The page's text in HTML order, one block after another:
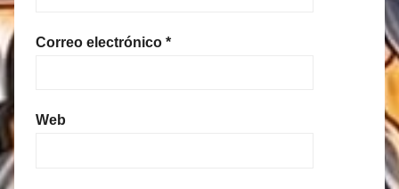
Correo electrónico *
Web